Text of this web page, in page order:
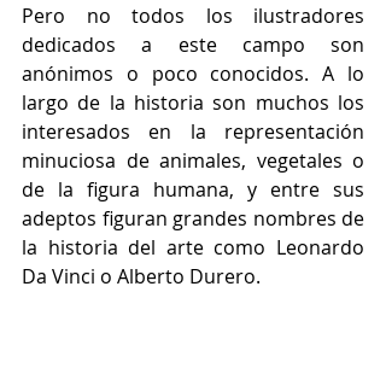
Pero no todos los ilustradores
dedicados a este campo son
anónimos o poco conocidos. A lo
largo de la historia son muchos los
interesados en la representación
minuciosa de animales, vegetales o
de la figura humana, y entre sus
adeptos figuran grandes nombres de
la historia del arte como Leonardo
Da Vinci o Alberto Durero.